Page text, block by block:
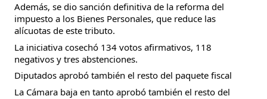
Además, se dio sanción definitiva de la reforma del
impuesto a los Bienes Personales, que reduce las
alícuotas de este tributo.
La iniciativa cosechó 134 votos afirmativos, 118
negativos y tres abstenciones.
Diputados aprobó también el resto del paquete fiscal
La Cámara baja en tanto aprobó también el resto del